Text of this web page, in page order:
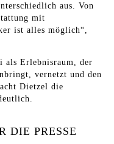
aus. Von
mit
ist alles möglich“,
als Erlebnisraum, der
vernetzt und den
Dietzel die
DIE PRESSE